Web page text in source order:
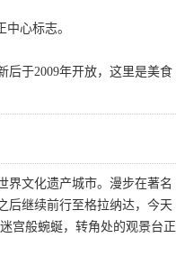
心标志。
后于2009年开放，这里是美食
界文化遗产城市。漫步在著名
后继续前行至格拉纳达，今天
宫般蜿蜒，转角处的观景台正